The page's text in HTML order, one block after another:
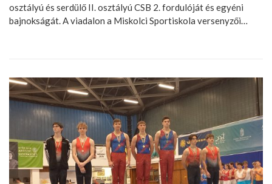
osztályú és serdülő II. osztályú CSB 2. fordulóját és egyéni
bajnokságát. A viadalon a Miskolci Sportiskola versenyzői…